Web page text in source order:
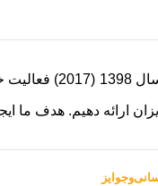
ارائه دهیم. هدف ما